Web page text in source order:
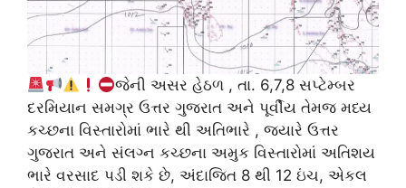
જેની અસર હેઠળ , તા. 6,7,8 સપ્ટેમ્બર
દરમિયાન સમગ્ર ઉત્તર ગુજરાત અને પૂર્વીય તેમજ મધ્ય
કચ્છના વિસ્તારોમાં ભારે થી અતિભારે , જ્યારે ઉત્તર
ગુજરાત અને સંલગ્ન કચ્છના અમુક વિસ્તારોમાં અતિશય
ભારે વરસાદ પડી શકે છે, અંદાજિત 8 થી 12 ઇંચ, એકલ